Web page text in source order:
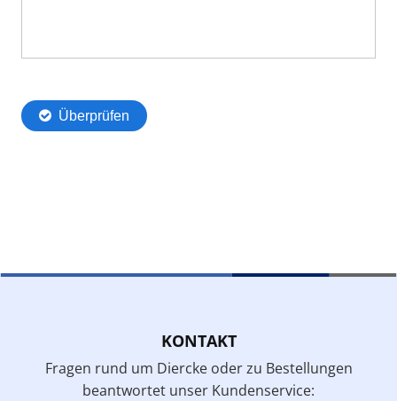
KONTAKT
Fragen rund um Diercke oder zu Bestellungen
beantwortet unser Kundenservice: